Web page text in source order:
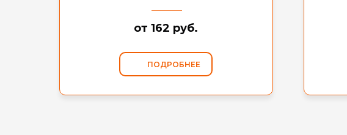
от 162 руб.
ПОДРОБНЕЕ